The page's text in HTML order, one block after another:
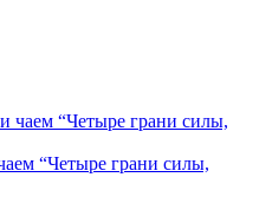
“Четыре грани силы,